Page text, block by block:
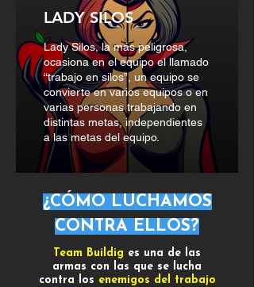
LADY SILOS
Lady Silos, la más peligrosa,
ocasiona en el equipo el llamado
“trabajo en silos”, un equipo se
convierte en varios equipos o en
varias personas trabajando en
distintas metas, independientes
a las metas del equipo.
¿CÓMO LUCHAMOS
CONTRA ELLOS?
Team Buildig es una de las
armas con las que se lucha
contra los enemigos del trabajo